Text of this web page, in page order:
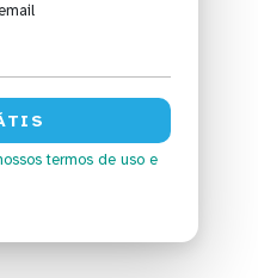
termos de uso e